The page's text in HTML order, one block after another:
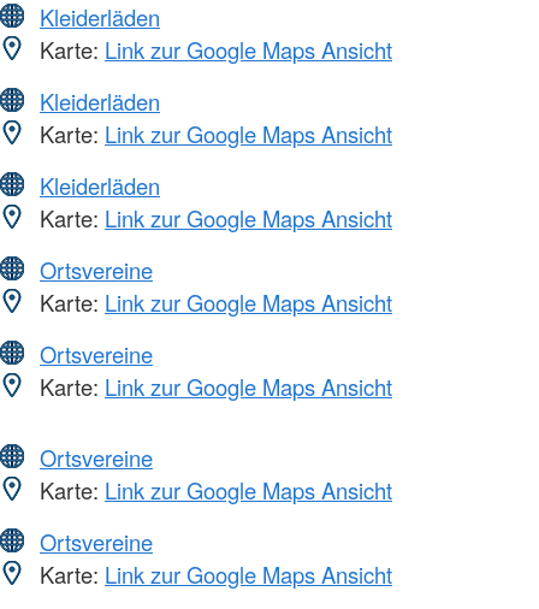
Kleiderläden
Karte: Link zur Google Maps Ansicht
Kleiderläden
Karte: Link zur Google Maps Ansicht
Kleiderläden
Karte: Link zur Google Maps Ansicht
Ortsvereine
Karte: Link zur Google Maps Ansicht
Ortsvereine
Karte: Link zur Google Maps Ansicht
Ortsvereine
Karte: Link zur Google Maps Ansicht
Ortsvereine
Karte: Link zur Google Maps Ansicht